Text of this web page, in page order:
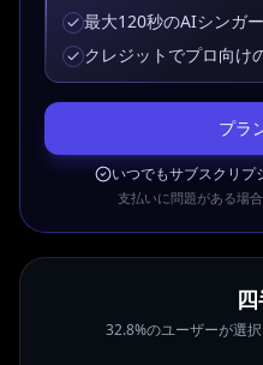
最大120秒のAIシンガ
クレジットでプロ向け
プラ
いつでもサブスクリプ
支払いに問題がある場
32.8%のユーザーが選